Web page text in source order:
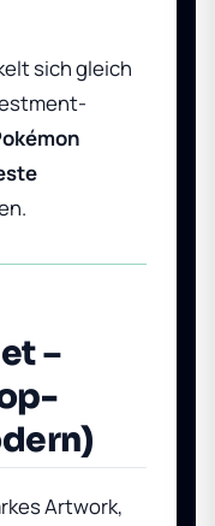
sich gleich
–
Artwork,